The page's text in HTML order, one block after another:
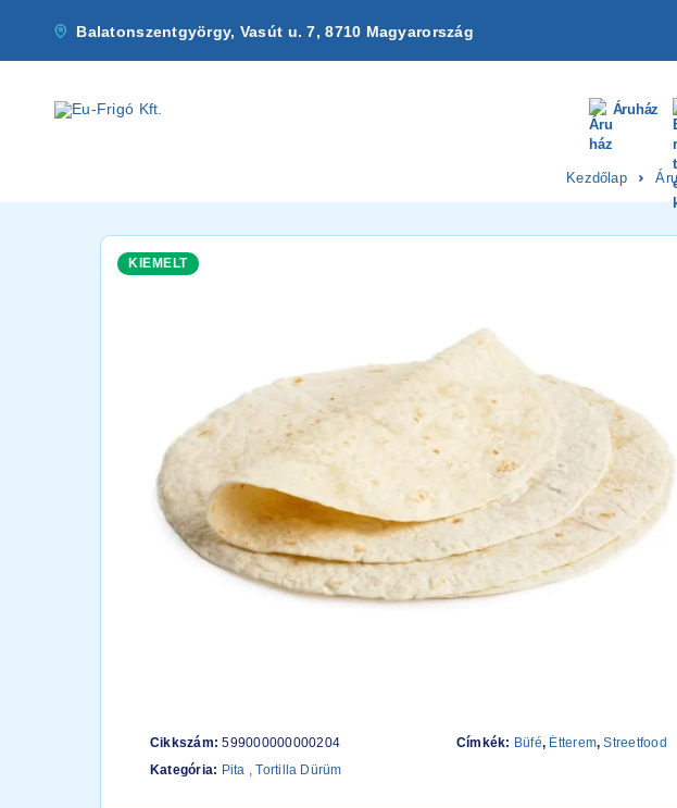
Balatonszentgyörgy, Vasút u. 7, 8710 Magyarország
Áruház
Kezdőlap
KIEMELT
Cikkszám:599000000000204
Kategória: Pita , Tortilla Dürüm
Címkék: Büfé, Étterem,Streetfood